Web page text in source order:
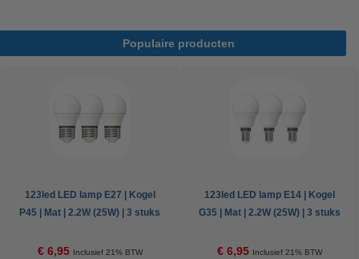
Populaire producten
123led LED lamp E27 | Kogel
P45 | Mat | 2.2W (25W) | 3 stuks
€ 6,95 Inclusief 21% BTW
123led LED lamp E14 | Kogel
G35 | Mat | 2.2W (25W) | 3 stuks
€ 6,95 Inclusief 21% BTW